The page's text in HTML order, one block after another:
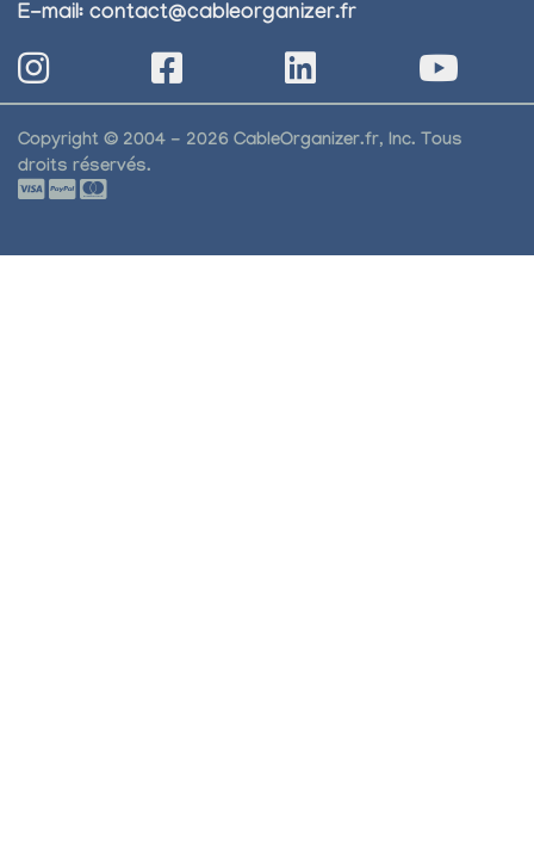
E-mail: contact@cableorganizer.fr
Copyright © 2004 - 2026 CableOrganizer.fr, Inc. Tous
droits réservés.